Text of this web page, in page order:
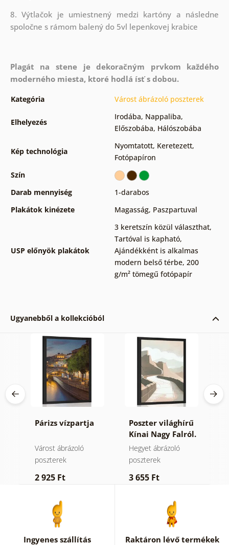
8. Výtlačok je umiestnený medzi kartóny a následne
spoločne s rámom balený do 5vl lepenkovej krabice
Plagát na stene je dekoračným prvkom každého
moderného miesta, ktoré hodlá ísť s dobou.
Kategória Várost ábrázoló poszterek
Elhelyezés
Irodába, Nappaliba,
Előszobába, Hálószobába
Kép technológia
Nyomtatott, Keretezett,
Fotópapíron
Szín
Darab mennyiség
1-darabos
Plakátok kinézete
Magasság, Paszpartuval
USP előnyök plakátok
3 keretszín közül választhat,
Tartóval is kapható,
Ajándékként is alkalmas
modern belső térbe, 200
g/m² tömegű fotópapír
Ugyanebből a kollekcióból
Párizs vízpartja
Várost ábrázoló
poszterek
2 925 Ft
Poszter világhírű
Kínai Nagy Falról.
Hegyet ábrázoló
poszterek
3 655 Ft
Ingyenes szállítás Raktáron lévő termékek